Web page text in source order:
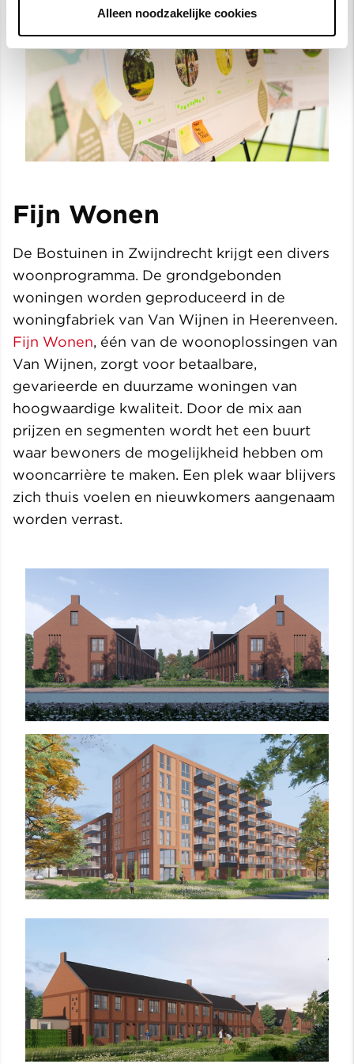
Alleen noodzakelijke cookies
Fijn Wonen
De Bostuinen in Zwijndrecht krijgt een divers
woonprogramma. De grondgebonden
woningen worden geproduceerd in de
woningfabriek van Van Wijnen in Heerenveen.
Fijn Wonen, één van de woonoplossingen van
Van Wijnen, zorgt voor betaalbare,
gevarieerde en duurzame woningen van
hoogwaardige kwaliteit. Door de mix aan
prijzen en segmenten wordt het een buurt
waar bewoners de mogelijkheid hebben om
wooncarrière te maken. Een plek waar blijvers
zich thuis voelen en nieuwkomers aangenaam
worden verrast.